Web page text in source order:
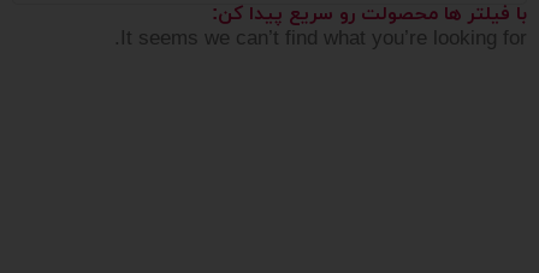
با فیلتر ها محصولت رو سریع پیدا کن:
It seems we can’t find what you’re looking for.